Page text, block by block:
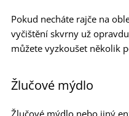
Pokud necháte rajče na
vyčištění skvrny už
můžete vyzkoušet několik
Žlučové mýdlo
Žlučové mýdlo nebo jiný